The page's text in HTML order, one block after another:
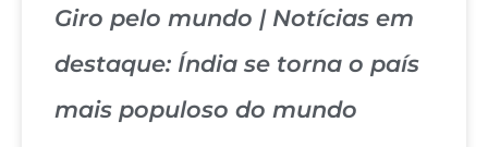
Giro pelo mundo | Notícias em
destaque: Índia se torna o país
mais populoso do mundo